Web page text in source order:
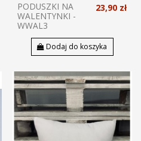
PODUSZKI NA
WALENTYNKI -
WWAL3
23,90 zł
Dodaj do koszyka